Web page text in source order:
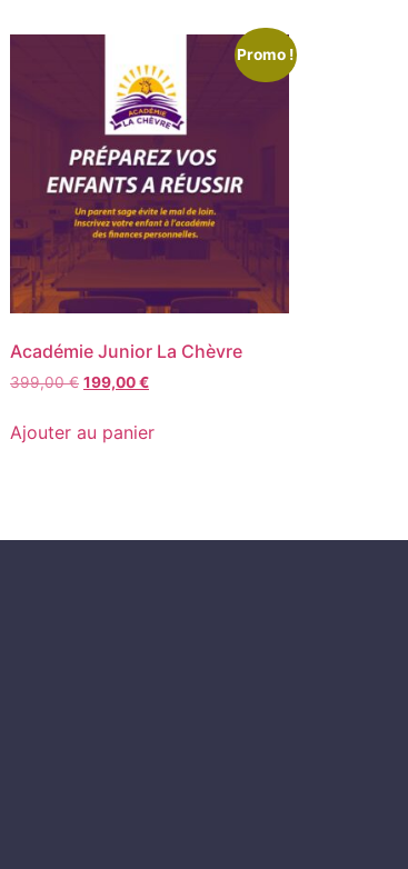
Promo !
Académie Junior La Chèvre
399,00€ 199,00€
Ajouter au panier